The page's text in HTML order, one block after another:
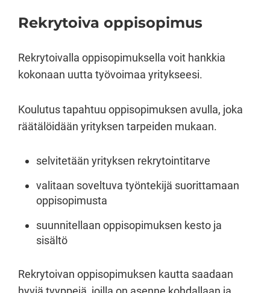
Rekrytoiva oppisopimus
Rekrytoivalla oppisopimuksella voit hankkia
kokonaan uutta työvoimaa yritykseesi.
Koulutus tapahtuu oppisopimuksen avulla, joka
räätälöidään yrityksen tarpeiden mukaan.
selvitetään yrityksen rekrytointitarve
valitaan soveltuva työntekijä suorittamaan
oppisopimusta
suunnitellaan oppisopimuksen kesto ja
sisältö
Rekrytoivan oppisopimuksen kautta saadaan